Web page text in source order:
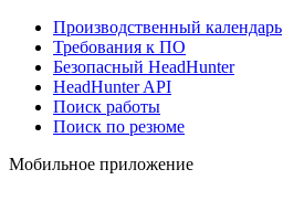
Производственный календарь
Требования к ПО
Безопасный HeadHunter
HeadHunter API
Поиск работы
Поиск по резюме
Мобильное приложение